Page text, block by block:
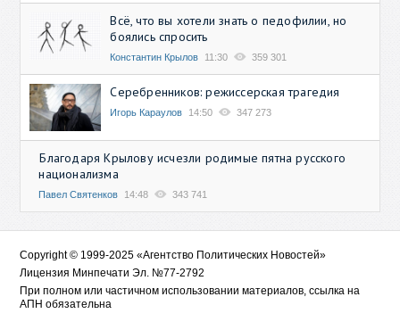
Всё, что вы хотели знать о педофилии, но
боялись спросить
Константин Крылов 11:30 359 301
Серебренников: режиссерская трагедия
Игорь Караулов 14:50 347 273
Благодаря Крылову исчезли родимые пятна русского
национализма
Павел Святенков 14:48 343 741
Copyright © 1999-2025 «Агентство Политических Новостей»
Лицензия Минпечати Эл. №77-2792
При полном или частичном использовании материалов, ссылка на
АПН обязательна